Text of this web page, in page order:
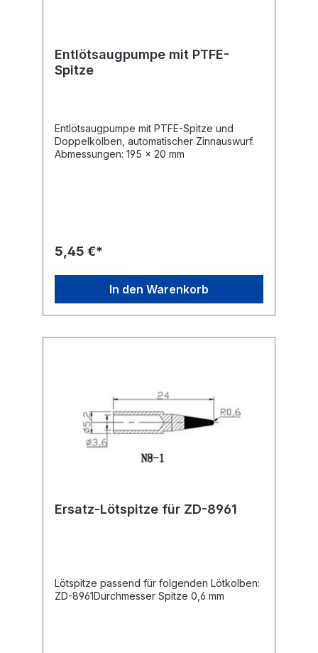
Entlötsaugpumpe mit PTFE-
Spitze
Entlötsaugpumpe mit PTFE-Spitze und
Doppelkolben, automatischer Zinnauswurf.
Abmessungen: 195 x 20 mm
5,45 €*
In den Warenkorb
Ersatz-Lötspitze für ZD-8961
Lötspitze passend für folgenden Lötkolben:
ZD-8961Durchmesser Spitze 0,6 mm